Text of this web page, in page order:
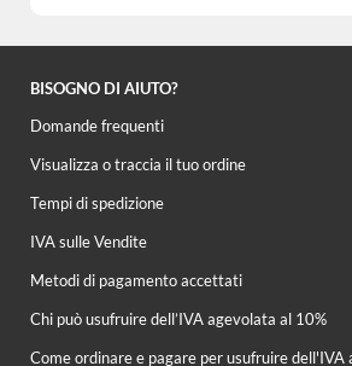
BISOGNO DI AIUTO?
Domande frequenti
Visualizza o traccia il tuo ordine
Tempi di spedizione
IVA sulle Vendite
Metodi di pagamento accettati
Chi può usufruire dell’IVA agevolata al 10%
Come ordinare e pagare per usufruire dell'IVA